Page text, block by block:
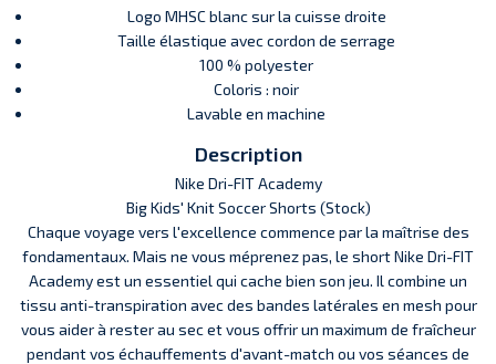
Logo MHSC blanc sur la cuisse droite
Taille élastique avec cordon de serrage
100 % polyester
Coloris : noir
Lavable en machine
Description
Nike Dri-FIT Academy
Big Kids' Knit Soccer Shorts (Stock)
Chaque voyage vers l'excellence commence par la maîtrise des
fondamentaux. Mais ne vous méprenez pas, le short Nike Dri-FIT
Academy est un essentiel qui cache bien son jeu. Il combine un
tissu anti-transpiration avec des bandes latérales en mesh pour
vous aider à rester au sec et vous offrir un maximum de fraîcheur
pendant vos échauffements d'avant-match ou vos séances de